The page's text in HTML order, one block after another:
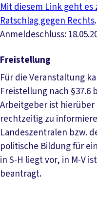
Mit diesem Link geht
Ratschlag gegen Rechts.
Anmeldeschluss:
Freistellung
Für die Veranstaltung
Freistellung nach §37.6
Arbeitgeber ist hierüber
rechtzeitig zu
Landeszentralen bzw.
politische Bildung für
in S-H liegt vor, in M-V
beantragt.